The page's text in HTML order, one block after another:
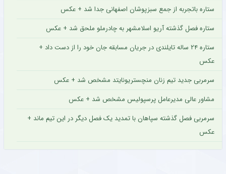
ستاره باتجربه از جمع سبزپوشان اصفهانی جدا شد + عکس
ستاره فصل گذشته آریو اسلامشهر به چادرملو ملحق شد + عکس
ستاره ۲۴ ساله تایلندی در جریان مسابقه جان خود را از دست داد +
عکس
سرمربی جدید تیم زنان منچستریونایتد مشخص شد + عکس
مشاور عالی مدیرعامل پرسپولیس مشخص شد + عکس
سرمربی فصل گذشته سپاهان با تمدید یک فصل دیگر در این تیم ماند +
عکس